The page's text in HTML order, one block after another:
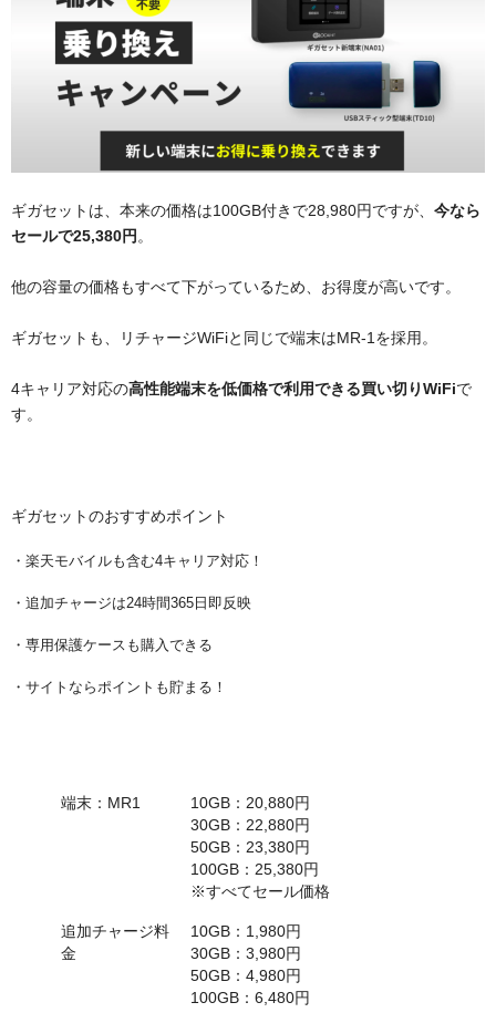
ギガセットは、本来の価格は100GB付きで28,980円ですが、 今なら
セールで25,380円 。
他の容量の価格もすべて下がっているため、お得度が高いです。
ギガセットも、リチャージWiFiと同じで端末はMR-1を採用。
4キャリア対応の高性能端末を低価格で利用できる買い切りWiFiで
す。
ギガセットのおすすめポイント
・楽天モバイルも含む4キャリア対応！
・追加チャージは24時間365日即反映
・専用保護ケースも購入できる
・サイトならポイントも貯まる！
端末：MR1
10GB：20,880円
30GB：22,880円
50GB：23,380円
100GB：25,380円
※すべてセール価格
追加チャージ料
金
10GB：1,980円
30GB：3,980円
50GB：4,980円
100GB：6,480円